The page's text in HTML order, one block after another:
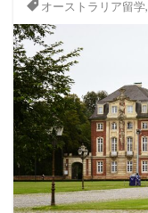
オーストラリア留学,